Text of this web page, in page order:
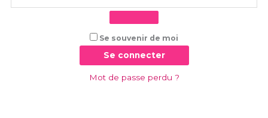
Se souvenir de moi
Se connecter
Mot de passe perdu ?